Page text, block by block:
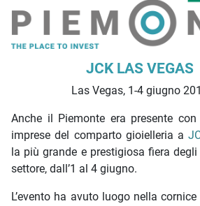
Descrizione iniziativa
JCK LAS VEGAS
Las Vegas, 1-4 giugno
Anche il Piemonte era presente
imprese del comparto gioielleria a
la più grande e prestigiosa fiera
settore, dall’1 al 4 giugno.
L’evento ha avuto luogo nella